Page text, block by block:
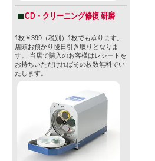
CD・クリーニング修復 研磨
1枚￥399（税別）1枚でも承ります。
店頭お預かり後日引き取りとなりま
す。 当店で購入のお客様はレシートを
お持ちいただければその枚数無料でい
たします。